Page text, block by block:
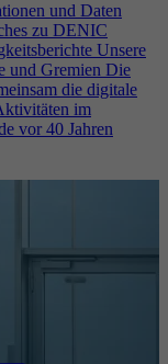
und Daten
zu DENIC
Unsere
und Gremien Die
die digitale
im
vor 40 Jahren